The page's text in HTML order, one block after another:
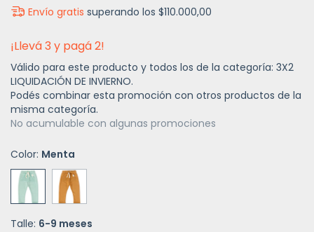
Envío gratis superando los$110.000,00
¡Llevá 3 y pagá 2!
Válido para este producto y todos los de la categoría: 3X2
LIQUIDACIÓN DE INVIERNO.
Podés combinar esta promoción con otros productos de la
misma categoría.
No acumulable con algunas promociones
Color: Menta
Talle: 6-9 meses